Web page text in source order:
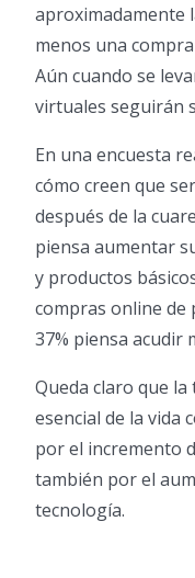
aproximadamente
menos una
Aún cuando se
virtuales seguirán
En una encuesta
cómo creen que
después de la
piensa aumentar
y productos
compras online de
37% piensa acudir
Queda claro que
esencial de la vida
por el incremento
también por el
tecnología.